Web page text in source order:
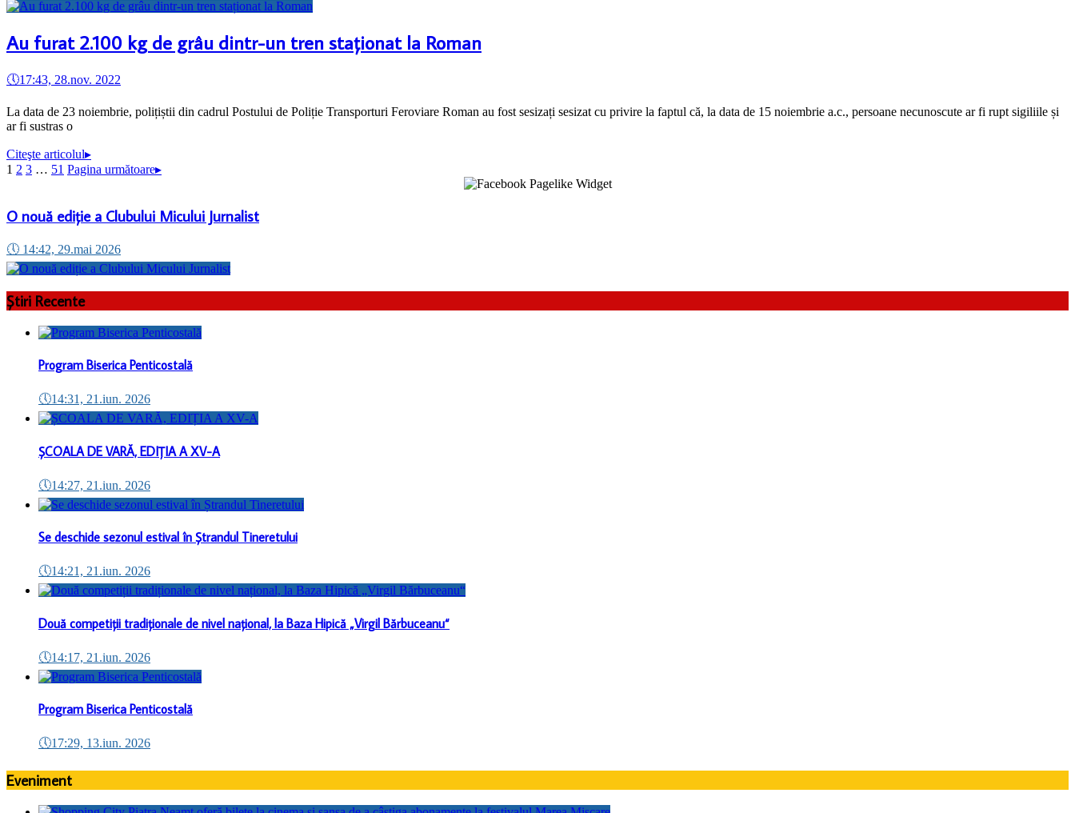
Au furat 2.100 kg de grâu dintr-un tren staționat la Roman
🕔17:43, 28.nov. 2022
La data de 23 noiembrie, polițiștii din cadrul Postului de Poliție Transporturi Feroviare Roman au fost sesizați sesizat cu privire la faptul că, la data de 15 noiembrie a.c., persoane necunoscute ar fi rupt sigiliile și
ar fi sustras o
Citeşte articolul▸
1 2 3 … 51 Pagina următoare▸
O nouă ediție a Clubului Micului Jurnalist
🕔 14:42, 29.mai 2026
Știri Recente
Program Biserica Penticostală
🕔14:31, 21.iun. 2026
ȘCOALA DE VARĂ, EDIȚIA A XV-A
🕔14:27, 21.iun. 2026
Se deschide sezonul estival în Ștrandul Tineretului
🕔14:21, 21.iun. 2026
Două competiții tradiționale de nivel național, la Baza Hipică „Virgil Bărbuceanu“
🕔14:17, 21.iun. 2026
Program Biserica Penticostală
🕔17:29, 13.iun. 2026
Eveniment